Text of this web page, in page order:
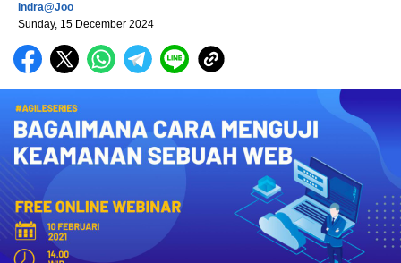
Indra@joo
Sunday, 15 December 2024